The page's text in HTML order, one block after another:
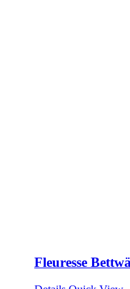
Fleuresse